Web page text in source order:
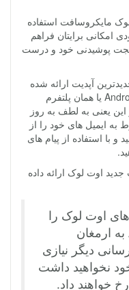
مایکروسافت استفاده
امکانی برایتان فراهم
گجت پوشیدنی خود و درست
آپدیت ارائه شده
برای این اپلیکیشن پشتیبانی از Android Wear یا همان پلتفرم
یعنی به لطف به روز
به ایمیل های خود را از
با استفاده از پیام های
اوت لوک ارائه داده
اوت لوک را
برای کاربران Android Wear به ارمغان
دیگر نیازی
نخواهید داشت
خواهند داد.